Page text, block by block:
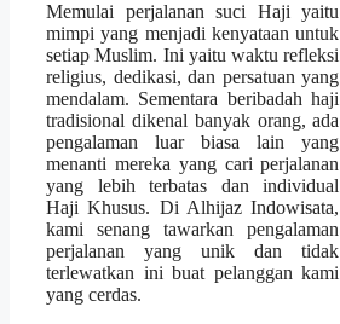
Memulai perjalanan suci Haji yaitu
mimpi yang menjadi kenyataan untuk
setiap Muslim. Ini yaitu waktu refleksi
religius, dedikasi, dan persatuan yang
mendalam. Sementara beribadah haji
tradisional dikenal banyak orang, ada
pengalaman luar biasa lain yang
menanti mereka yang cari perjalanan
yang lebih terbatas dan individual
Haji Khusus. Di Alhijaz Indowisata,
kami senang tawarkan pengalaman
perjalanan yang unik dan tidak
terlewatkan ini buat pelanggan kami
yang cerdas.